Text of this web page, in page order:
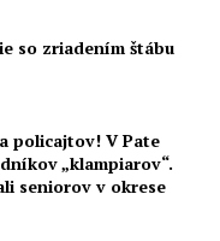
so zriadením štábu
policajtov! V Pate
„klampiarov“.
seniorov v okrese